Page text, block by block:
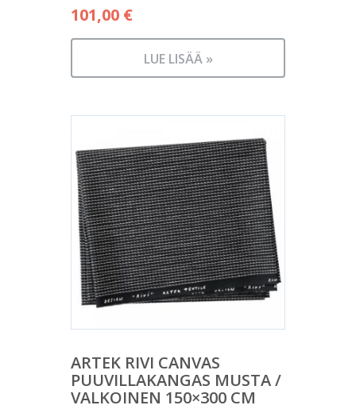
101,00 €
LUE LISÄÄ »
ARTEK RIVI CANVAS
PUUVILLAKANGAS MUSTA /
VALKOINEN 150×300 CM